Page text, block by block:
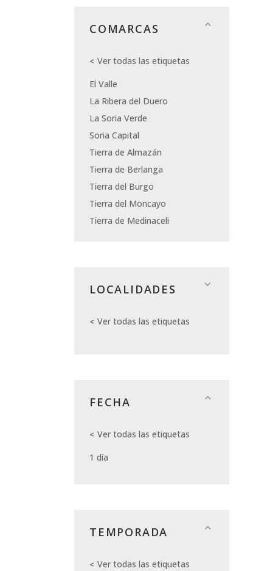
COMARCAS
Ver todas las etiquetas
El Valle
La Ribera del Duero
La Soria Verde
Soria Capital
Tierra de Almazán
Tierra de Berlanga
Tierra del Burgo
Tierra del Moncayo
Tierra de Medinaceli
LOCALIDADES
Ver todas las etiquetas
FECHA
Ver todas las etiquetas
1 día
TEMPORADA
Ver todas las etiquetas